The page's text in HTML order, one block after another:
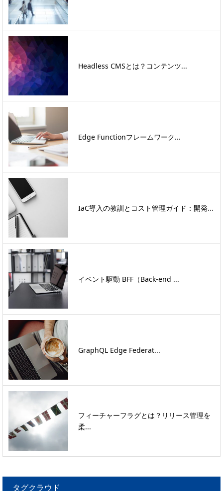
Headless CMSとは？コンテンツ...
Edge Functionフレームワーク...
IaC導入の教訓とコスト管理ガイド：開発...
イベント駆動 BFF（Back-end ...
GraphQL Edge Federat...
フィーチャーフラグとは？リリース管理を
柔...
タグクラウド